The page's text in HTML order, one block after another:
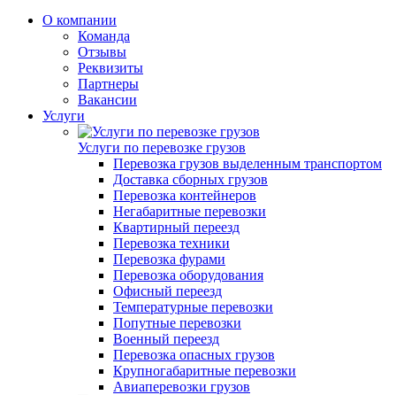
О компании
Команда
Отзывы
Реквизиты
Партнеры
Вакансии
Услуги
Услуги по перевозке грузов
Перевозка грузов выделенным транспортом
Доставка сборных грузов
Перевозка контейнеров
Негабаритные перевозки
Квартирный переезд
Перевозка техники
Перевозка фурами
Перевозка оборудования
Офисный переезд
Температурные перевозки
Попутные перевозки
Военный переезд
Перевозка опасных грузов
Крупногабаритные перевозки
Авиаперевозки грузов